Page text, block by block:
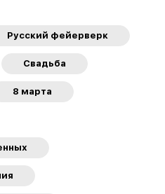
Русский фейерверк
Свадьба
8 марта